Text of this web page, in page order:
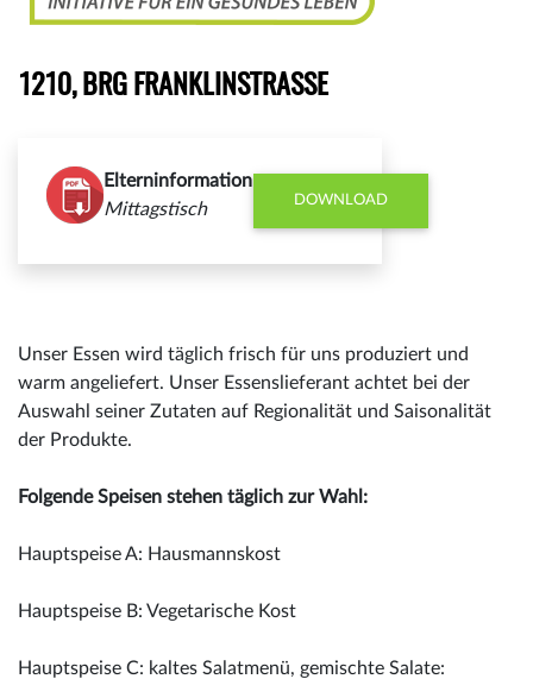
1210, BRG FRANKLINSTRASSE
Elterninformation
Mittagstisch
DOWNLOAD
Unser Essen wird täglich frisch für uns produziert und
warm angeliefert. Unser Essenslieferant achtet bei der
Auswahl seiner Zutaten auf Regionalität und Saisonalität
der Produkte.
Folgende Speisen stehen täglich zur Wahl:
Hauptspeise A: Hausmannskost
Hauptspeise B: Vegetarische Kost
Hauptspeise C: kaltes Salatmenü, gemischte Salate: